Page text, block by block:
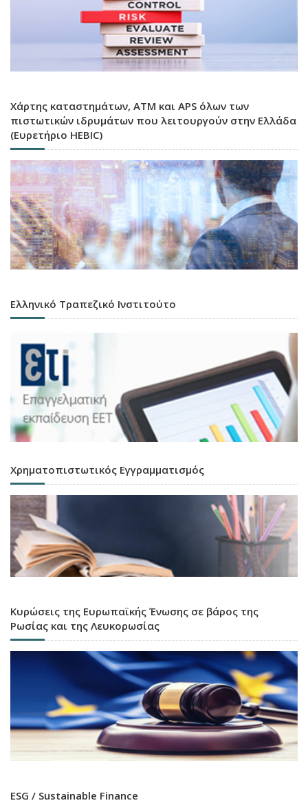
Χάρτης καταστημάτων, ATM και APS όλων των
πιστωτικών ιδρυμάτων που λειτουργούν στην Ελλάδα
(Ευρετήριο HEBIC)
Ελληνικό Τραπεζικό Ινστιτούτο
Χρηματοπιστωτικός Εγγραμματισμός
Κυρώσεις της Ευρωπαϊκής Ένωσης σε βάρος της
Ρωσίας και της Λευκορωσίας
ESG / Sustainable Finance